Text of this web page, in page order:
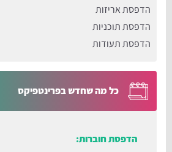
הדפסת אריזות
הדפסת תוכניות
הדפסת תעודות
כל מה שחדש בפרינטפיקס
הדפסת חוברות:
בית דפוס בכרמיאל: